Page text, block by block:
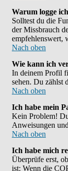
Warum logge
Solltest du die
der Missbrauch
empfehlenswert,
Nach oben
Wie kann ich
In deinem Profil
sehen. Du zählst
Nach oben
Ich habe mein
Kein Problem!
Anweisungen
Nach oben
Ich habe mich
Überprüfe erst,
ist: Wenn die